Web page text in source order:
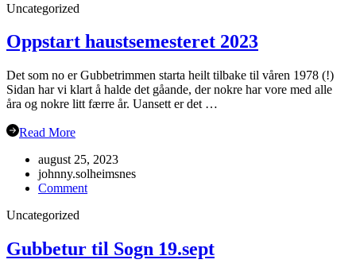
Uncategorized
Oppstart haustsemesteret 2023
Det som no er Gubbetrimmen starta heilt tilbake til våren 1978 (!)
Sidan har vi klart å halde det gåande, der nokre har vore med alle
åra og nokre litt færre år. Uansett er det …
Read More
august 25, 2023
johnny.solheimsnes
Commenton
Uncategorized
Gubbetur til Sogn 19.sept